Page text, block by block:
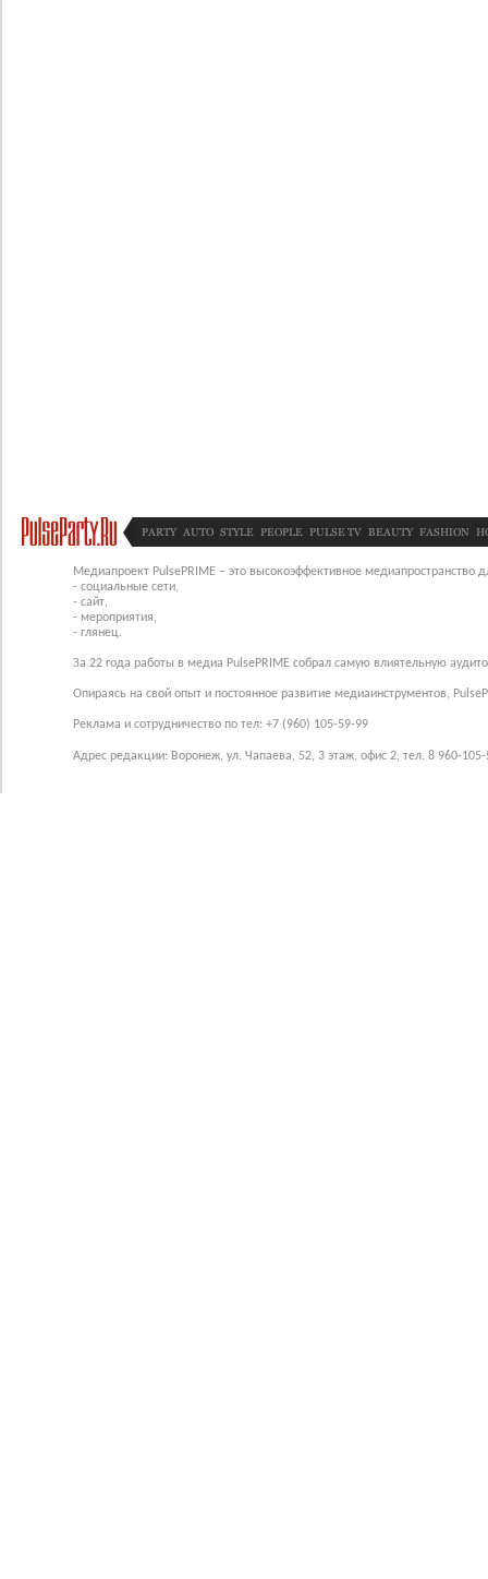
PARTY AUTO STYLE PEOPLE PULSE TV BEAUTY FASHION
Медиапроект PulsePRIME – это высокоэффективное медиапространство
- социальные сети,
- сайт,
- мероприятия,
- глянец.
За 22 года работы в медиа PulsePRIME собрал самую влиятельную
Опираясь на свой опыт и постоянное развитие медиаинструментов,
Реклама и сотрудничество по тел: +7 (960) 105-59-99
Адрес редакции: Воронеж, ул. Чапаева, 52, 3 этаж, офис 2, тел. 8 960-